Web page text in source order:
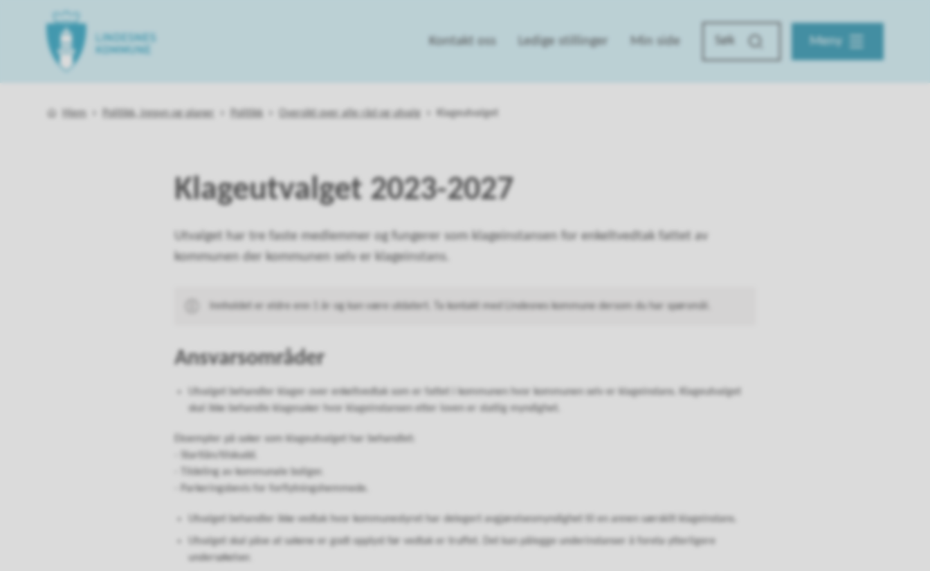
Kontakt oss Ledige stillinger Min side Meny
Du er her:
Hjem Politikk, innsyn og planer Politikk Oversikt over alle råd og utvalg Klageutvalget
Klageutvalget 2023-2027
Utvalget har tre faste medlemmer og fungerer som klageinstansen for enkeltvedtak fattet av
kommunen der kommunen selv er klageinstans.
Innholdet er eldre enn 1 år og kan være utdatert. Ta kontakt med Lindesnes kommune dersom du har spørsmål.
Ansvarsområder
Utvalget behandler klager over enkeltvedtak som er fattet i kommunen hvor kommunen selv er klageinstans. Klageutvalget
skal ikke behandle klagesaker hvor klageinstansen etter loven er statlig myndighet.
Eksempler på saker som klageutvalget har behandlet:
- Startlån/tilskudd.
- Tildeling av kommunale boliger.
- Parkeringsbevis for forflytningshemmede.
Utvalget behandler ikke vedtak hvor kommunestyret har delegert avgjørelsesmyndighet til en annen særskilt klageinstans.
Utvalget skal påse at sakene er godt opplyst før vedtak er truffet. Det kan pålegge underinstanser å foreta ytterligere
undersøkelser.